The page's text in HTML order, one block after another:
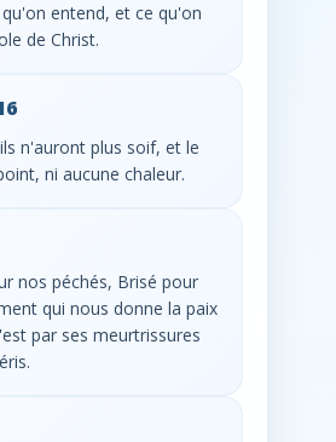
entend, et ce qu'on
de Christ.
n'auront plus soif, et le
ni aucune chaleur.
nos péchés, Brisé pour
qui nous donne la paix
par ses meurtrissures